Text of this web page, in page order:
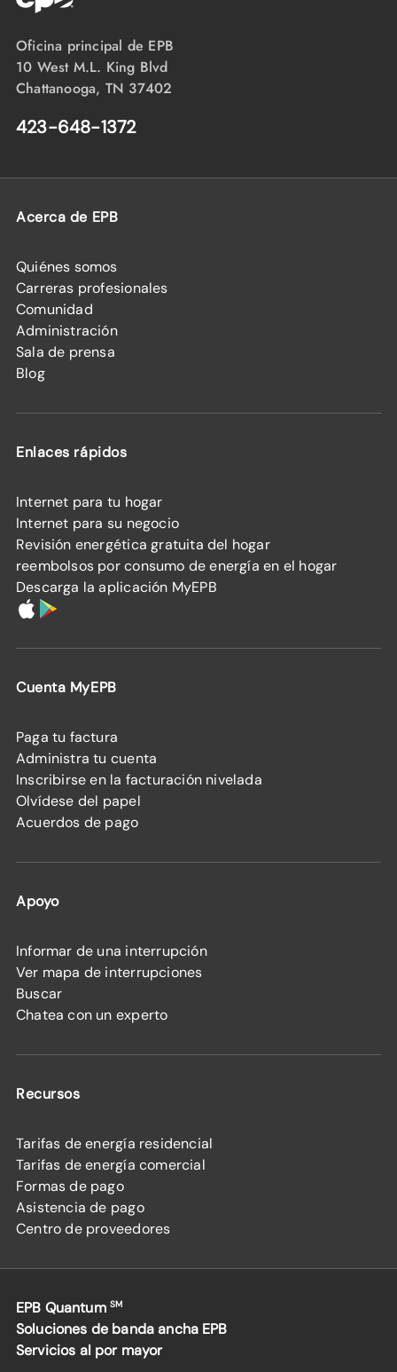
Oficina principal de EPB
10 West M.L. King Blvd
Chattanooga, TN 37402
423-648-1372
Acerca de EPB
Quiénes somos
Carreras profesionales
Comunidad
Administración
Sala de prensa
Blog
Enlaces rápidos
Internet para tu hogar
Internet para su negocio
Revisión energética gratuita del hogar
reembolsos por consumo de energía en el hogar
Descarga la aplicación MyEPB
Cuenta MyEPB
Paga tu factura
Administra tu cuenta
Inscribirse en la facturación nivelada
Olvídese del papel
Acuerdos de pago
Apoyo
Informar de una interrupción
Ver mapa de interrupciones
Buscar
Chatea con un experto
Recursos
Tarifas de energía residencial
Tarifas de energía comercial
Formas de pago
Asistencia de pago
Centro de proveedores
EPB Quantum SM
Soluciones de banda ancha EPB
Servicios al por mayor